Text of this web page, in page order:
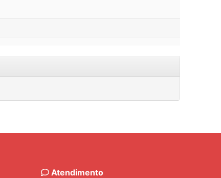
Atendimento